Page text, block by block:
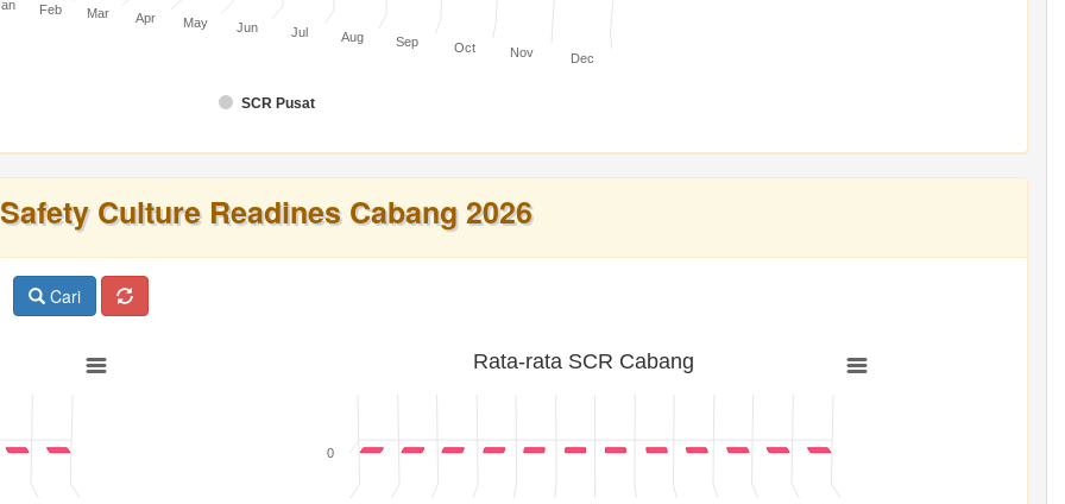
SCR Pusat
Feb Mar Apr May Jun Jul Aug Sep Oct Nov Dec
Safety Culture Readines Cabang 2026
Cari
Rata-rata SCR Cabang
0